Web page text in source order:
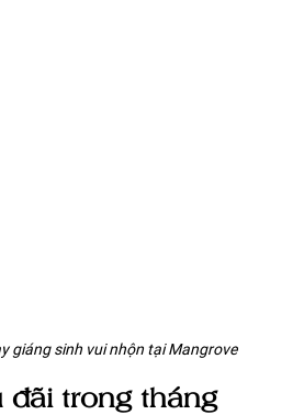
giáng sinh vui nhộn tại Mangrove
đãi trong tháng